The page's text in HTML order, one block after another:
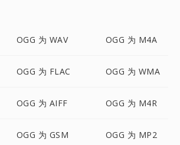
OGG 为 WAV OGG 为 M4A
OGG 为 FLAC OGG 为 WMA
OGG 为 AIFF OGG 为 M4R
OGG 为 GSM OGG 为 MP2